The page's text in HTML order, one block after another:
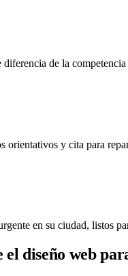
de la competencia
orientativos y cita para
en su ciudad, listos
el diseño web